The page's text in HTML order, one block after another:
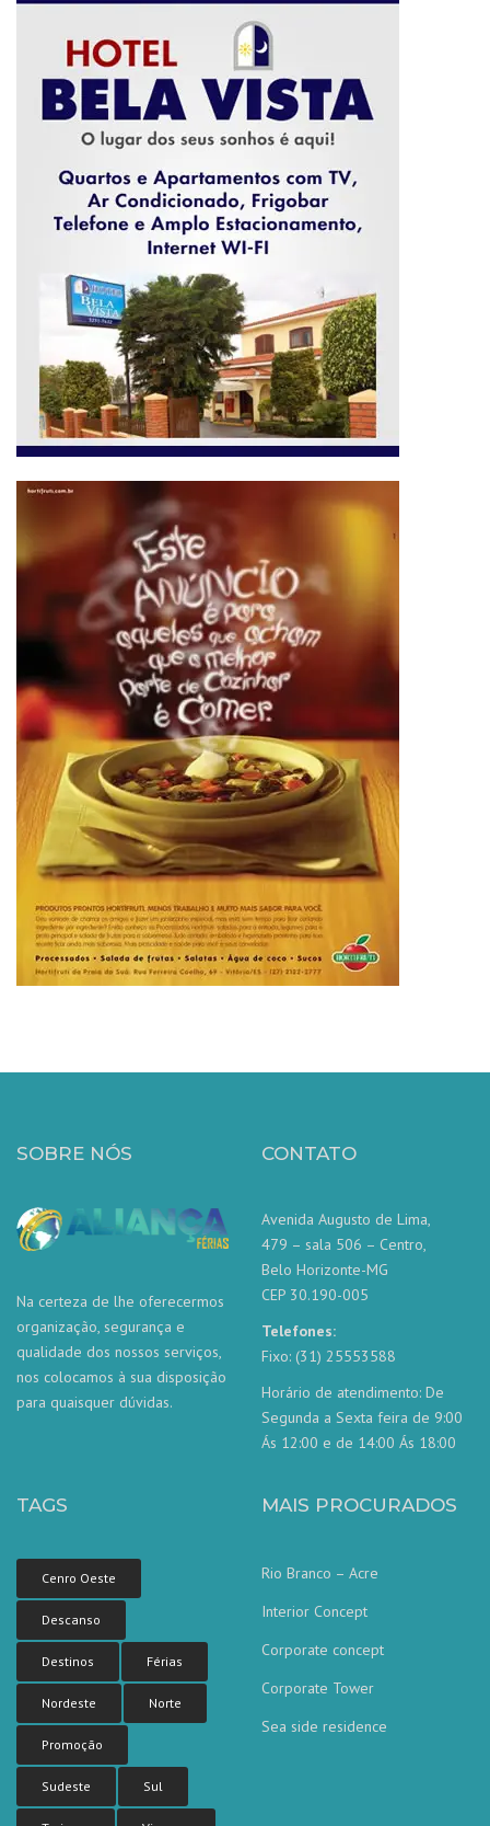
SOBRE NÓS
Na certeza de lhe oferecermos
organização, segurança e
qualidade dos nossos serviços,
nos colocamos à sua disposição
para quaisquer dúvidas.
CONTATO
Avenida Augusto de Lima,
479 – sala 506 – Centro,
Belo Horizonte-MG
CEP 30.190-005
Telefones:
Fixo: (31) 25553588
Horário de atendimento: De
Segunda a Sexta feira de 9:00
Ás 12:00 e de 14:00 Ás 18:00
TAGS
Cenro Oeste
Descanso
Destinos Férias
Nordeste Norte
Promoção
Sudeste Sul
MAIS PROCURADOS
Rio Branco – Acre
Interior Concept
Corporate concept
Corporate Tower
Sea side residence
Nossa equipe de atendimento ao